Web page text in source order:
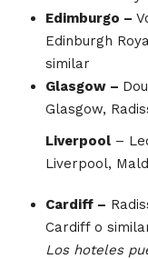
Edimburgo –
Edinburgh
similar
Glasgow –
Glasgow,
Liverpool –
Liverpool,
Cardiff –
Cardiff o
Los hoteles